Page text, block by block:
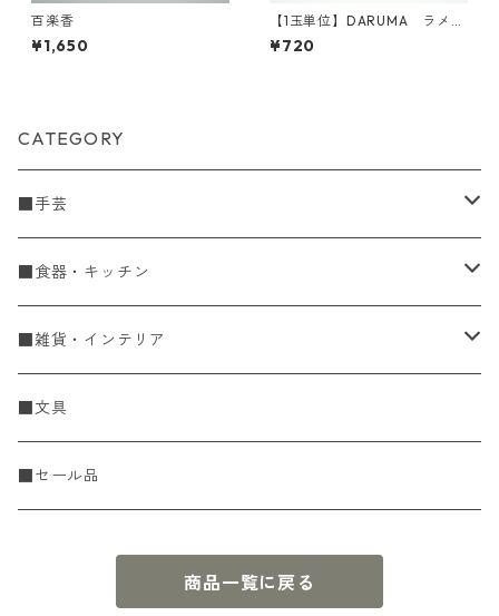
百楽香
¥1,650
【1玉単位】DARUMA ラメの
レ－ス糸#30
¥720
CATEGORY
■手芸
手編糸
Spring & Summer
Fall & Winter
刺し子・こぎん
刺し子糸
刺し子ふきん・刺し子布
KIT
ニットツール
■食器・キッチン
食器
豆皿・小皿
中皿
調理道具
かや織ふきん
■雑貨・インテリア
収納雑貨
小物・置物・民芸品
■文具
■セール品
商品一覧に戻る